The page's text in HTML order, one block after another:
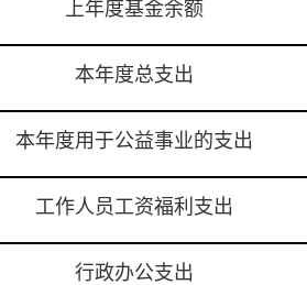
上年度基金余额
本年度总支出
本年度用于公益事业的支出
工作人员工资福利支出
行政办公支出